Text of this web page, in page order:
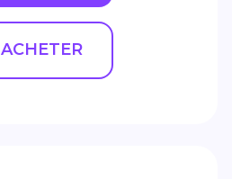
ACHETER